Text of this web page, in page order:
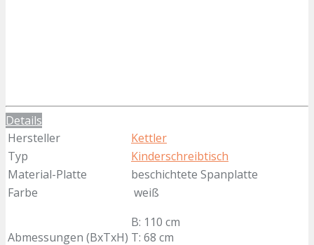
Details
Hersteller
Kettler
Typ
Kinderschreibtisch
Material-Platte
beschichtete Spanplatte
Farbe
weiß
Abmessungen (BxTxH)
B: 110 cm
T: 68 cm